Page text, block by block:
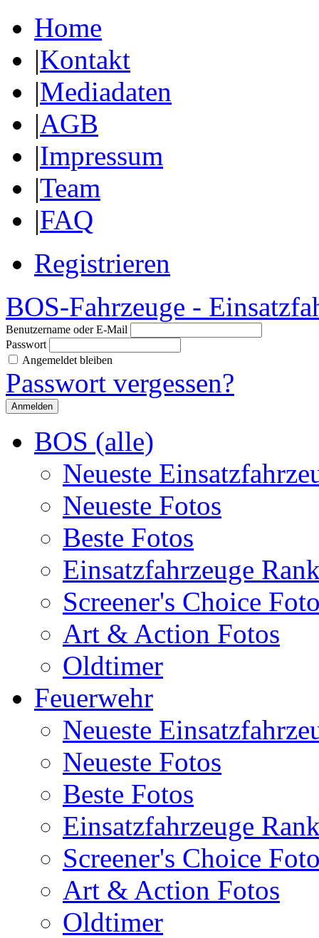
Home
|Kontakt
|Mediadaten
|AGB
|Impressum
|Team
|FAQ
Registrieren
BOS-Fahrzeuge -
Benutzername oder E-Mail
Passwort
Angemeldet bleiben
Passwort vergessen?
BOS (alle)
Neueste
Neueste Fotos
Beste Fotos
Einsatzfahrzeuge
Screener's Choice
Art & Action Fotos
Oldtimer
Feuerwehr
Neueste
Neueste Fotos
Beste Fotos
Einsatzfahrzeuge
Screener's Choice
Art & Action Fotos
Oldtimer